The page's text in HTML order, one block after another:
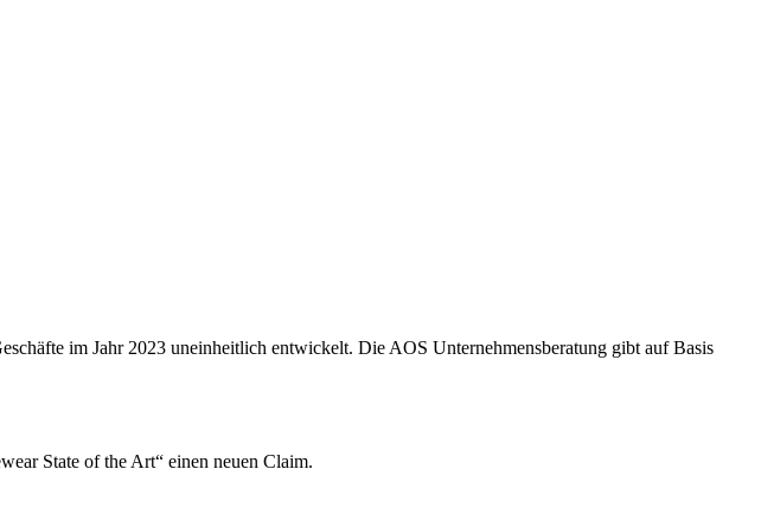
im Jahr 2023 uneinheitlich entwickelt. Die AOS Unternehmensberatung gibt auf Basis
State of the Art“ einen neuen Claim.